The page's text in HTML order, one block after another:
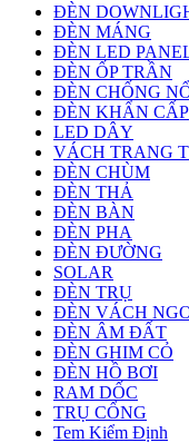
ĐÈN
ĐÈN MÁNG
ĐÈN LED
ĐÈN ỐP TRẦN
ĐÈN CHỐNG
ĐÈN KHẨN CẤP
LED DÂY
VÁCH TRANG
ĐÈN CHÙM
ĐÈN THẢ
ĐÈN BÀN
ĐÈN PHA
ĐÈN ĐƯỜNG
SOLAR
ĐÈN TRỤ
ĐÈN VÁCH
ĐÈN ÂM ĐẤT
ĐÈN GHIM CỎ
ĐÈN HỒ BƠI
RAM DỐC
TRỤ CỔNG
Tem Kiểm Định